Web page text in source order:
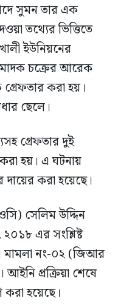
সুমন তার এক
তথ্যের ভিত্তিতে
ইউনিয়নের
চক্রের আরেক
করা হয়।
ছেলে।
গ্রেফতার দুই
হয়। এ ঘটনায়
করা হয়েছে।
সেলিম উদ্দিন
এর সংশ্লিষ্ট
মামলা নং-০২ (জিআর
প্রক্রিয়া শেষে
হয়েছে।